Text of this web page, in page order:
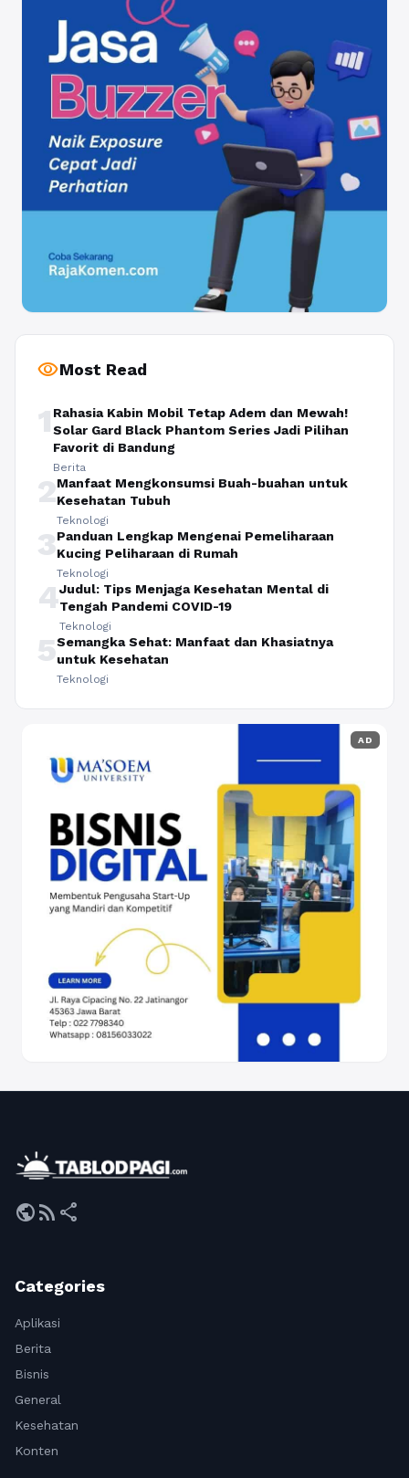
visibilityMost Read
1 Rahasia Kabin Mobil Tetap Adem dan Mewah!
Solar Gard Black Phantom Series Jadi Pilihan
Favorit di Bandung
Berita
2Manfaat Mengkonsumsi Buah-buahan untuk
Kesehatan Tubuh
Teknologi
3Panduan Lengkap Mengenai Pemeliharaan
Kucing Peliharaan di Rumah
Teknologi
4Judul: Tips Menjaga Kesehatan Mental di
Tengah Pandemi COVID-19
Teknologi
5Semangka Sehat: Manfaat dan Khasiatnya
untuk Kesehatan
Teknologi
AD
publicrss_feed share
Categories
Aplikasi
Berita
Bisnis
General
Kesehatan
Konten